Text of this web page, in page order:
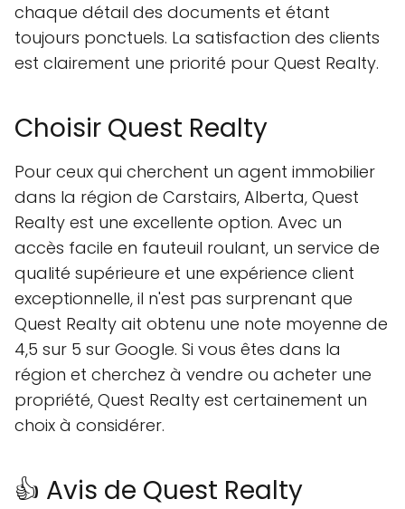
chaque détail des documents et étant
toujours ponctuels. La satisfaction des clients
est clairement une priorité pour Quest Realty.
Choisir Quest Realty
Pour ceux qui cherchent un agent immobilier
dans la région de Carstairs, Alberta, Quest
Realty est une excellente option. Avec un
accès facile en fauteuil roulant, un service de
qualité supérieure et une expérience client
exceptionnelle, il n'est pas surprenant que
Quest Realty ait obtenu une note moyenne de
4,5 sur 5 sur Google. Si vous êtes dans la
région et cherchez à vendre ou acheter une
propriété, Quest Realty est certainement un
choix à considérer.
👍 Avis de Quest Realty